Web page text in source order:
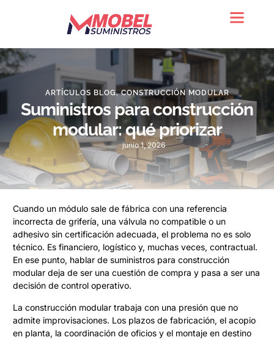
ARTÍCULOS BLOG,CONSTRUCCIÓN MODULAR
Suministros para construcción
modular: qué priorizar
junio 1, 2026
Cuando un módulo sale de fábrica con una referencia
incorrecta de grifería, una válvula no compatible o un
adhesivo sin certificación adecuada, el problema no es solo
técnico. Es financiero, logístico y, muchas veces, contractual.
En ese punto, hablar de suministros para construcción
modular deja de ser una cuestión de compra y pasa a ser una
decisión de control operativo.
La construcción modular trabaja con una presión que no
admite improvisaciones. Los plazos de fabricación, el acopio
en planta, la coordinación de oficios y el montaje en destino